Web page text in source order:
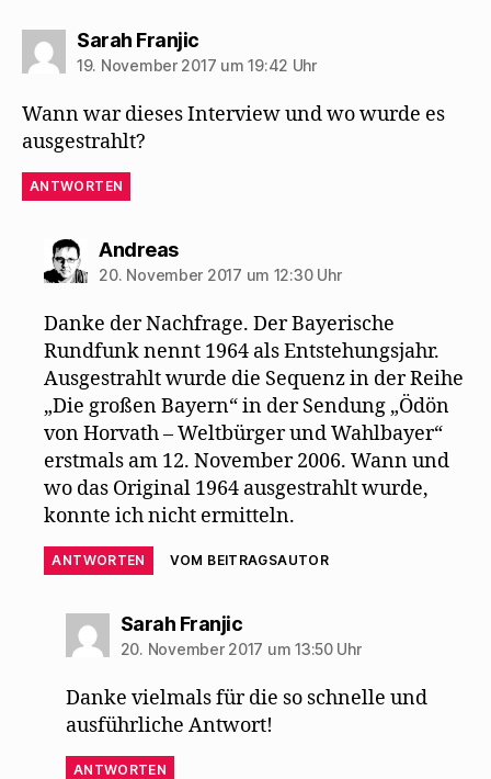
Sarah Franjicsagt:
19. November 2017 um 19:42 Uhr
Wann war dieses Interview und wo wurde es
ausgestrahlt?
ANTWORTEN
Andreassagt:
20. November 2017 um 12:30 Uhr
Danke der Nachfrage. Der Bayerische
Rundfunk nennt 1964 als Entstehungsjahr.
Ausgestrahlt wurde die Sequenz in der Reihe
„Die großen Bayern“ in der Sendung „Ödön
von Horvath – Weltbürger und Wahlbayer“
erstmals am 12. November 2006. Wann und
wo das Original 1964 ausgestrahlt wurde,
konnte ich nicht ermitteln.
ANTWORTEN VOM BEITRAGSAUTOR
Sarah Franjicsagt:
20. November 2017 um 13:50 Uhr
Danke vielmals für die so schnelle und
ausführliche Antwort!
ANTWORTEN